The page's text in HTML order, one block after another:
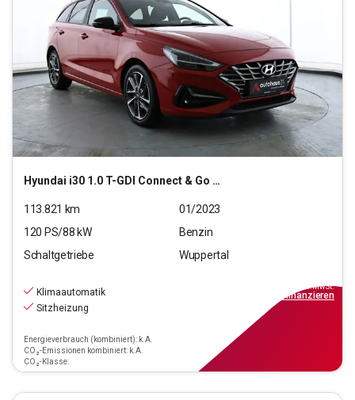
Hyundai i30 1.0 T-GDI Connect & Go (EURO 6d)(OPF)
113.821 km
01/2023
120 PS/88 kW
Benzin
Schaltgetriebe
Wuppertal
Klimaautomatik
Sitzheizung
Energieverbrauch (kombiniert): k.A.
CO₂-Emissionen kombiniert: k.A.
CO₂-Klasse:
inkl.MwSt.
finanzieren